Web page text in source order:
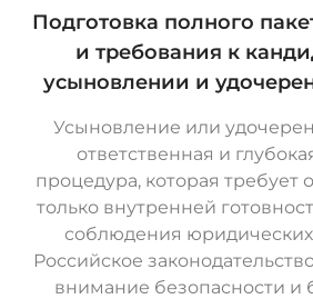
Подготовка полного
и требования к
усыновлении и
Усыновление или
ответственная и
процедура, которая требует
только внутренней
соблюдения
Российское
внимание безопасности и